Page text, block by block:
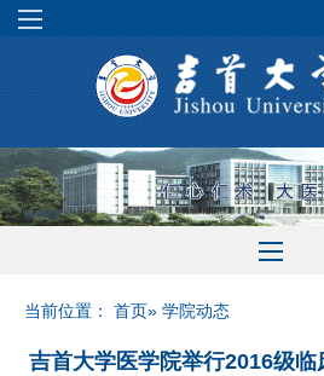
当前位置： 首页» 学院动态
吉首大学医学院举行2016级